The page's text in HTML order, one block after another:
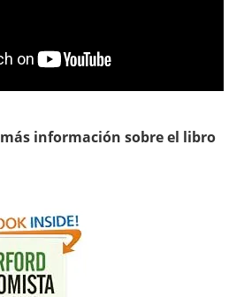
más información sobre el libro